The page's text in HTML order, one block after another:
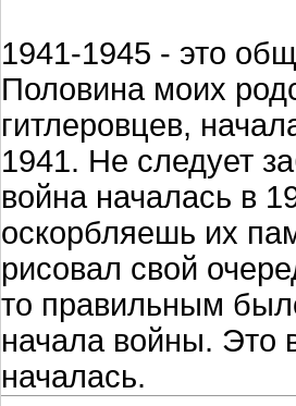
1941-1945 - это
Половина моих
гитлеровцев,
1941. Не следует
война началась в
оскорбляешь их
рисовал свой
то правильным
начала войны. Это
началась.